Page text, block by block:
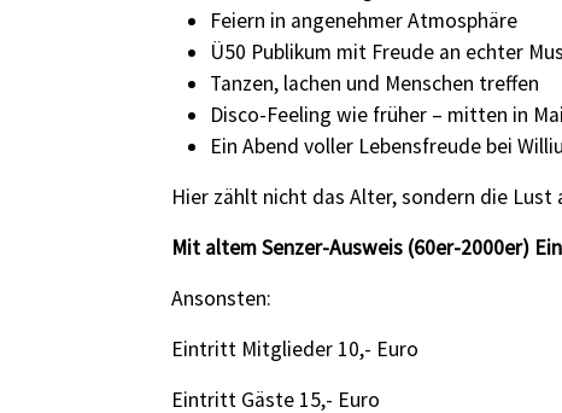
Feiern in angenehmer Atmosphäre
Ü50 Publikum mit Freude an echter
Tanzen, lachen und Menschen treffen
Disco-Feeling wie früher – mitten in
Ein Abend voller Lebensfreude bei
Hier zählt nicht das Alter, sondern die Lust
Mit altem Senzer-Ausweis (60er-2000er)
Ansonsten:
Eintritt Mitglieder 10,- Euro
Eintritt Gäste 15,- Euro